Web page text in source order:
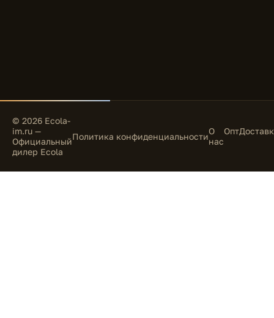
© 2026 Ecola-
im.ru —
Официальный
дилер Ecola
Политика конфиденциальностиО
нас
Опт